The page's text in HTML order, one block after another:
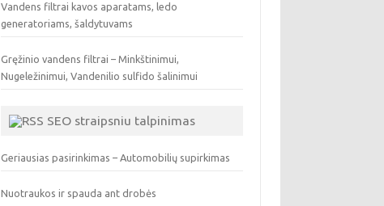
Vandens filtrai kavos aparatams, ledo
generatoriams, šaldytuvams
Gręžinio vandens filtrai – Minkštinimui,
Nugeležinimui, Vandenilio sulfido šalinimui
SEO straipsniu talpinimas
Geriausias pasirinkimas – Automobilių supirkimas
Nuotraukos ir spauda ant drobės